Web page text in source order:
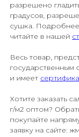
разрешено
градусов,
сушка.
читайте в нашей
Весь товар,
государственным
и имеет
Хотите заказать
г/м2 оптом?
покупайте
заявку на сайте: